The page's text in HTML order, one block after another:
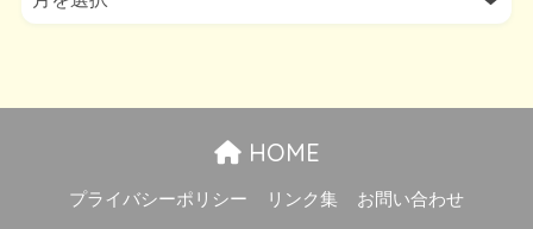
HOME
プライバシーポリシー リンク集 お問い合わせ